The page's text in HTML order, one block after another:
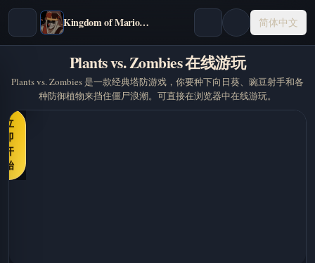
Kingdom of Marionettes 简体中文
Plants vs. Zombies 在线游玩
Plants vs. Zombies 是一款经典塔防游戏，你要种下向日葵、豌豆射手和各
种防御植物来挡住僵尸浪潮。可直接在浏览器中在线游玩。
立
即
开
始